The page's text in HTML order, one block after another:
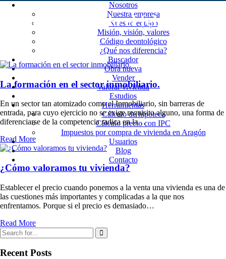
Nosotros
Nuestra empresa
Nuestro equipo
Misión, visión, valores
Código deontológico
¿Qué nos diferencia?
Buscador
Obra nueva
Vender
Valorar vivienda
Estudios
Herramientas
Cálculo de hipoteca
Cálculo precio con IPC
Impuestos por compra de vivienda en Aragón
Usuarios
Blog
Contacto
Month Publicado el febrero
2019
La formación en el sector inmobiliario.
En un sector tan atomizado como el Inmobiliario, sin barreras de
entrada, para cuyo ejercicio no se exige requisito alguno, una forma de
diferenciarse de la competencia radica en la…
Read More
¿Cómo valoramos tu vivienda?
Establecer el precio cuando ponemos a la venta una vivienda es una de
las cuestiones más importantes y complicadas a la que nos
enfrentamos. Porque si el precio es demasiado…
Read More
Recent Posts